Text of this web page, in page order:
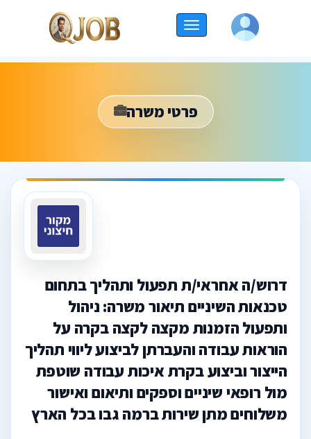
החלף
ניווט
פרטי משרה
דרוש/ה אחראי/ת תפעול ותהליך בתחום
טכנאות השיניים תיאור משרה: ניהול
ותפעול הזמנות מקצה לקצה בקרה על
הוראות עבודה והעברתן לביצוע ליווי תהליך
הייצור וביצוע בקרת איכות עבודה שוטפת
מול רופאי שיניים וספקים ותיאום ואישור
משלוחים מתן שירות ברמה גבו בכל הארץ